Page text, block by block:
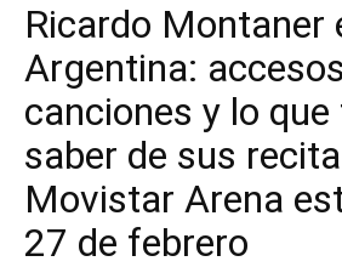
Ricardo Montaner
Argentina:
canciones y lo que
saber de sus
Movistar Arena
27 de febrero